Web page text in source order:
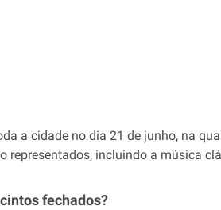
a cidade no dia 21 de junho, na
representados, incluindo a música
fechados?